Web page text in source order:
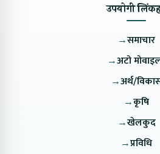
उपयोगी
→समाचार
→अटो
→अर्थ/
→कृषि
→खेलकुद
→प्रविधि